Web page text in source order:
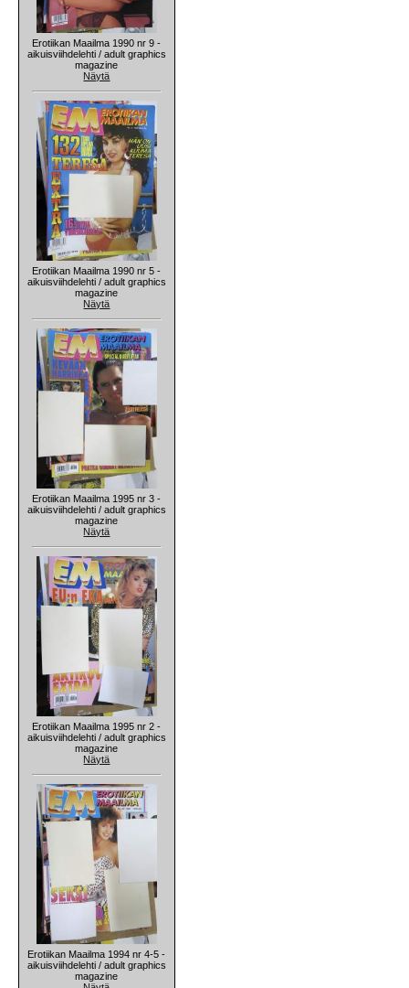
Erotiikan Maailma 1990 nr 9 -
aikuisviihdelehti / adult graphics
magazine
Näytä
Erotiikan Maailma 1990 nr 5 -
aikuisviihdelehti / adult graphics
magazine
Näytä
Erotiikan Maailma 1995 nr 3 -
aikuisviihdelehti / adult graphics
magazine
Näytä
Erotiikan Maailma 1995 nr 2 -
aikuisviihdelehti / adult graphics
magazine
Näytä
Erotiikan Maailma 1994 nr 4-5 -
aikuisviihdelehti / adult graphics
magazine